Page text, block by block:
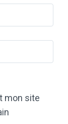
mon site